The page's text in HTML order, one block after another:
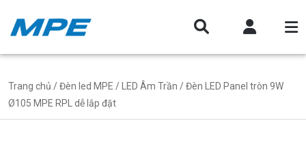
Trang chủ /Đèn led MPE / LED Âm Trần / Đèn LED Panel tròn 9W
Ø105 MPE RPL dễ lắp đặt